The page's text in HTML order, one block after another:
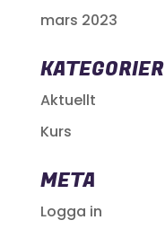
mars 2023
KATEGORIER
Aktuellt
Kurs
META
Logga in